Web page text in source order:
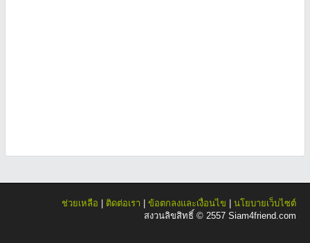
ช่วยเหลือ ติดต่อเรา ข้อตกลงและเงื่อนไข
นโยบายเว็บไซต์
สงวนลิขสิทธิ์ © 2557 Siam4friend.com